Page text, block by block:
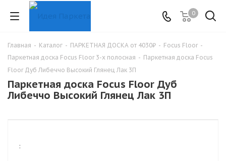
0
Главная - Каталог - ПАРКЕТНАЯ ДОСКА от 4030₽ - Focus Floor -
Паркетная доска Focus Floor 3-х полосная - Паркетная доска Focus
Floor Дуб Либеччо Высокий Глянец Лак 3П
Паркетная доска Focus Floor Дуб
Либеччо Высокий Глянец Лак 3П
: